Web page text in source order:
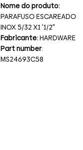
Nome do produto:
PARAFUSO ESCAREADO
INOX 5/32 X1 '1/2"
Fabricante:HARDWARE
Part number:
MS24693C58